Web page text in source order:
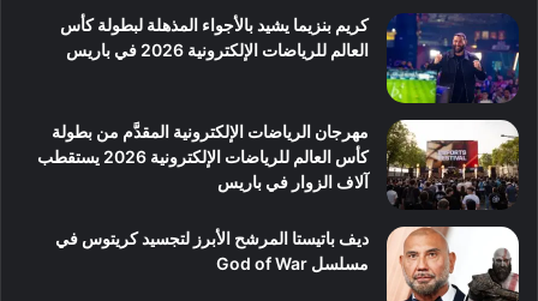
كريم بنزيما يشيد بالأجواء المذهلة لبطولة كأس
العالم للرياضات الإلكترونية 2026 في باريس
مهرجان الرياضات الإلكترونية المقدَّم من بطولة
كأس العالم للرياضات الإلكترونية 2026 يستقطب
آلاف الزوار في باريس
ديف باتيستا المرشح الأبرز لتجسيد كريتوس في
مسلسل God of War